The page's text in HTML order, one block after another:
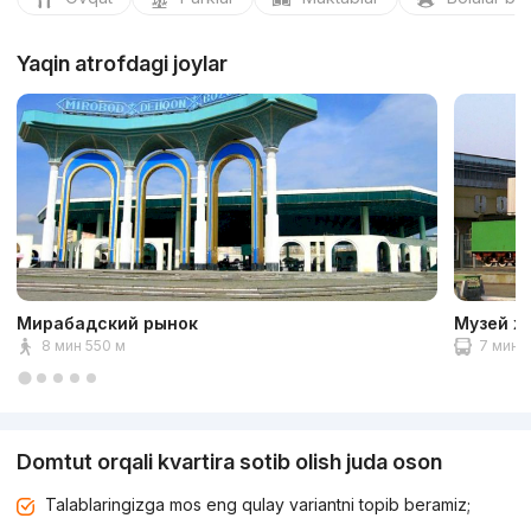
Yaqin atrofdagi joylar
Мирабадский рынок
8 мин 550 м
Музей
7 мин
Domtut orqali kvartira sotib olish juda oson
Talablaringizga mos eng qulay variantni topib beramiz;